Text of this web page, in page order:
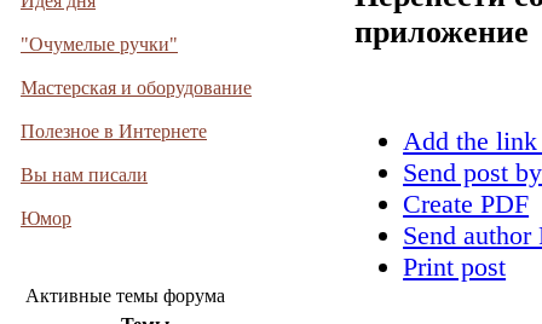
"Очумелые ручки"
Мастерская и оборудование
Полезное в Интернете
Вы нам писали
Юмор
Активные темы форума
приложение
Add the
Send post
Create PDF
Send
Print post